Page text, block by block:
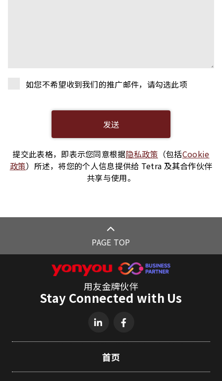
如您不希望收到我们的推广邮件，请勾选此项
提交此表格，即表示您同意根据隐私政策 （包括Cookie
政策）所述，将您的个人信息提供给 Tetra 及其合作伙伴
共享与使用。
PAGE TOP
用友金牌伙伴
Stay Connected with Us
首页